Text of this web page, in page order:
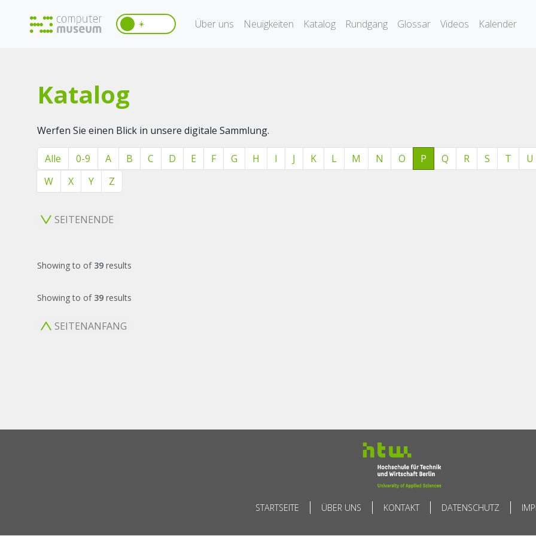
☀️ Über uns Neuigkeiten Katalog Rundgang Glossar Videos Kalender
Katalog
Werfen Sie einen Blick in unsere digitale Sammlung.
Alle 0-9 A B C D E F G H I J K L M N O P Q R S T U
W
X Y Z
SEITENENDE
Showingto of 39 results
Showingto of 39 results
SEITENANFANG
STARTSEITE ÜBER UNS KONTAKT DATENSCHUTZ